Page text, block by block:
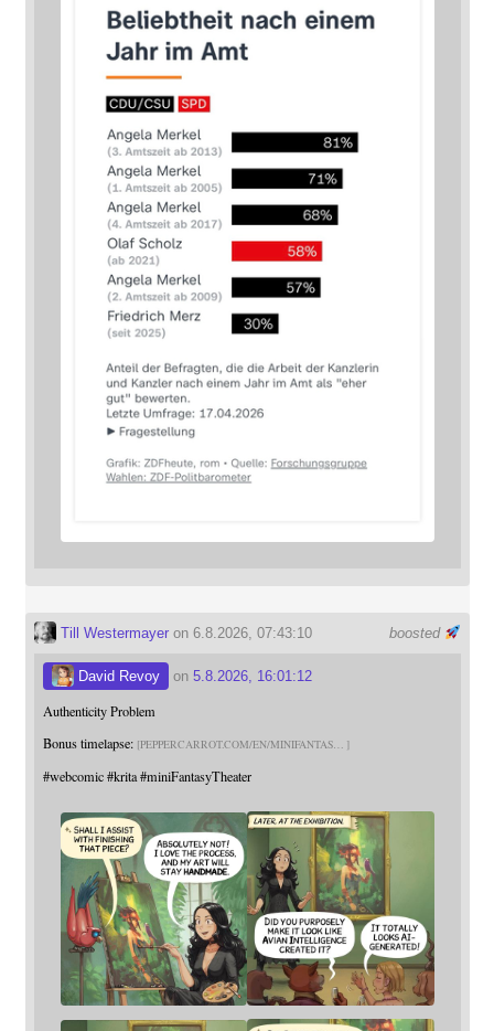
boosted
Till Westermayeron 6.8.2026, 07:43:10
David Revoy on 5.8.2026, 16:01:12
Authenticity Problem
Bonus timelapse: PEPPERCARROT.COM/EN/MINIFANTAS
#webcomic #krita #miniFantasyTheater